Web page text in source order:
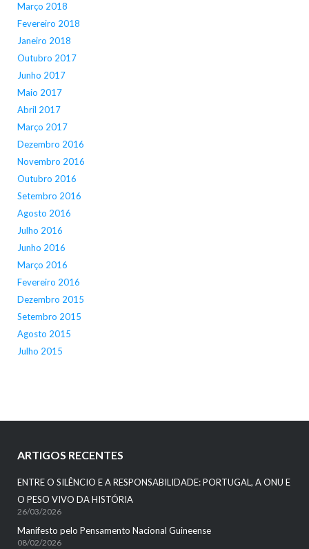
Março 2018
Fevereiro 2018
Janeiro 2018
Outubro 2017
Junho 2017
Maio 2017
Abril 2017
Março 2017
Dezembro 2016
Novembro 2016
Outubro 2016
Setembro 2016
Agosto 2016
Julho 2016
Junho 2016
Março 2016
Fevereiro 2016
Dezembro 2015
Setembro 2015
Agosto 2015
Julho 2015
ARTIGOS RECENTES
ENTRE O SILÊNCIO E A RESPONSABILIDADE: PORTUGAL, A ONU E
O PESO VIVO DA HISTÓRIA
26/03/2026
Manifesto pelo Pensamento Nacional Guineense
08/02/2026